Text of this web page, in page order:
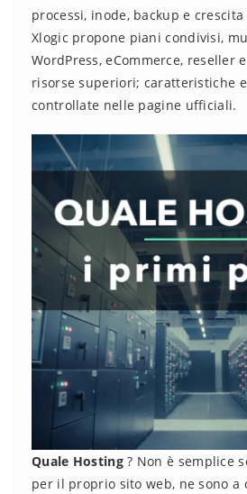
processi, inode, backup e
Xlogic propone piani condivisi,
WordPress, eCommerce, reseller
risorse superiori; caratteristiche
controllate nelle pagine ufficiali.
Quale Hosting? Non è semplice
per il proprio sito web, ne sono a